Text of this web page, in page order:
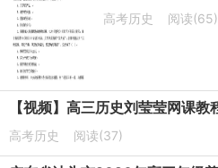
高考历史 阅读(65)
高考历史 阅读(37)